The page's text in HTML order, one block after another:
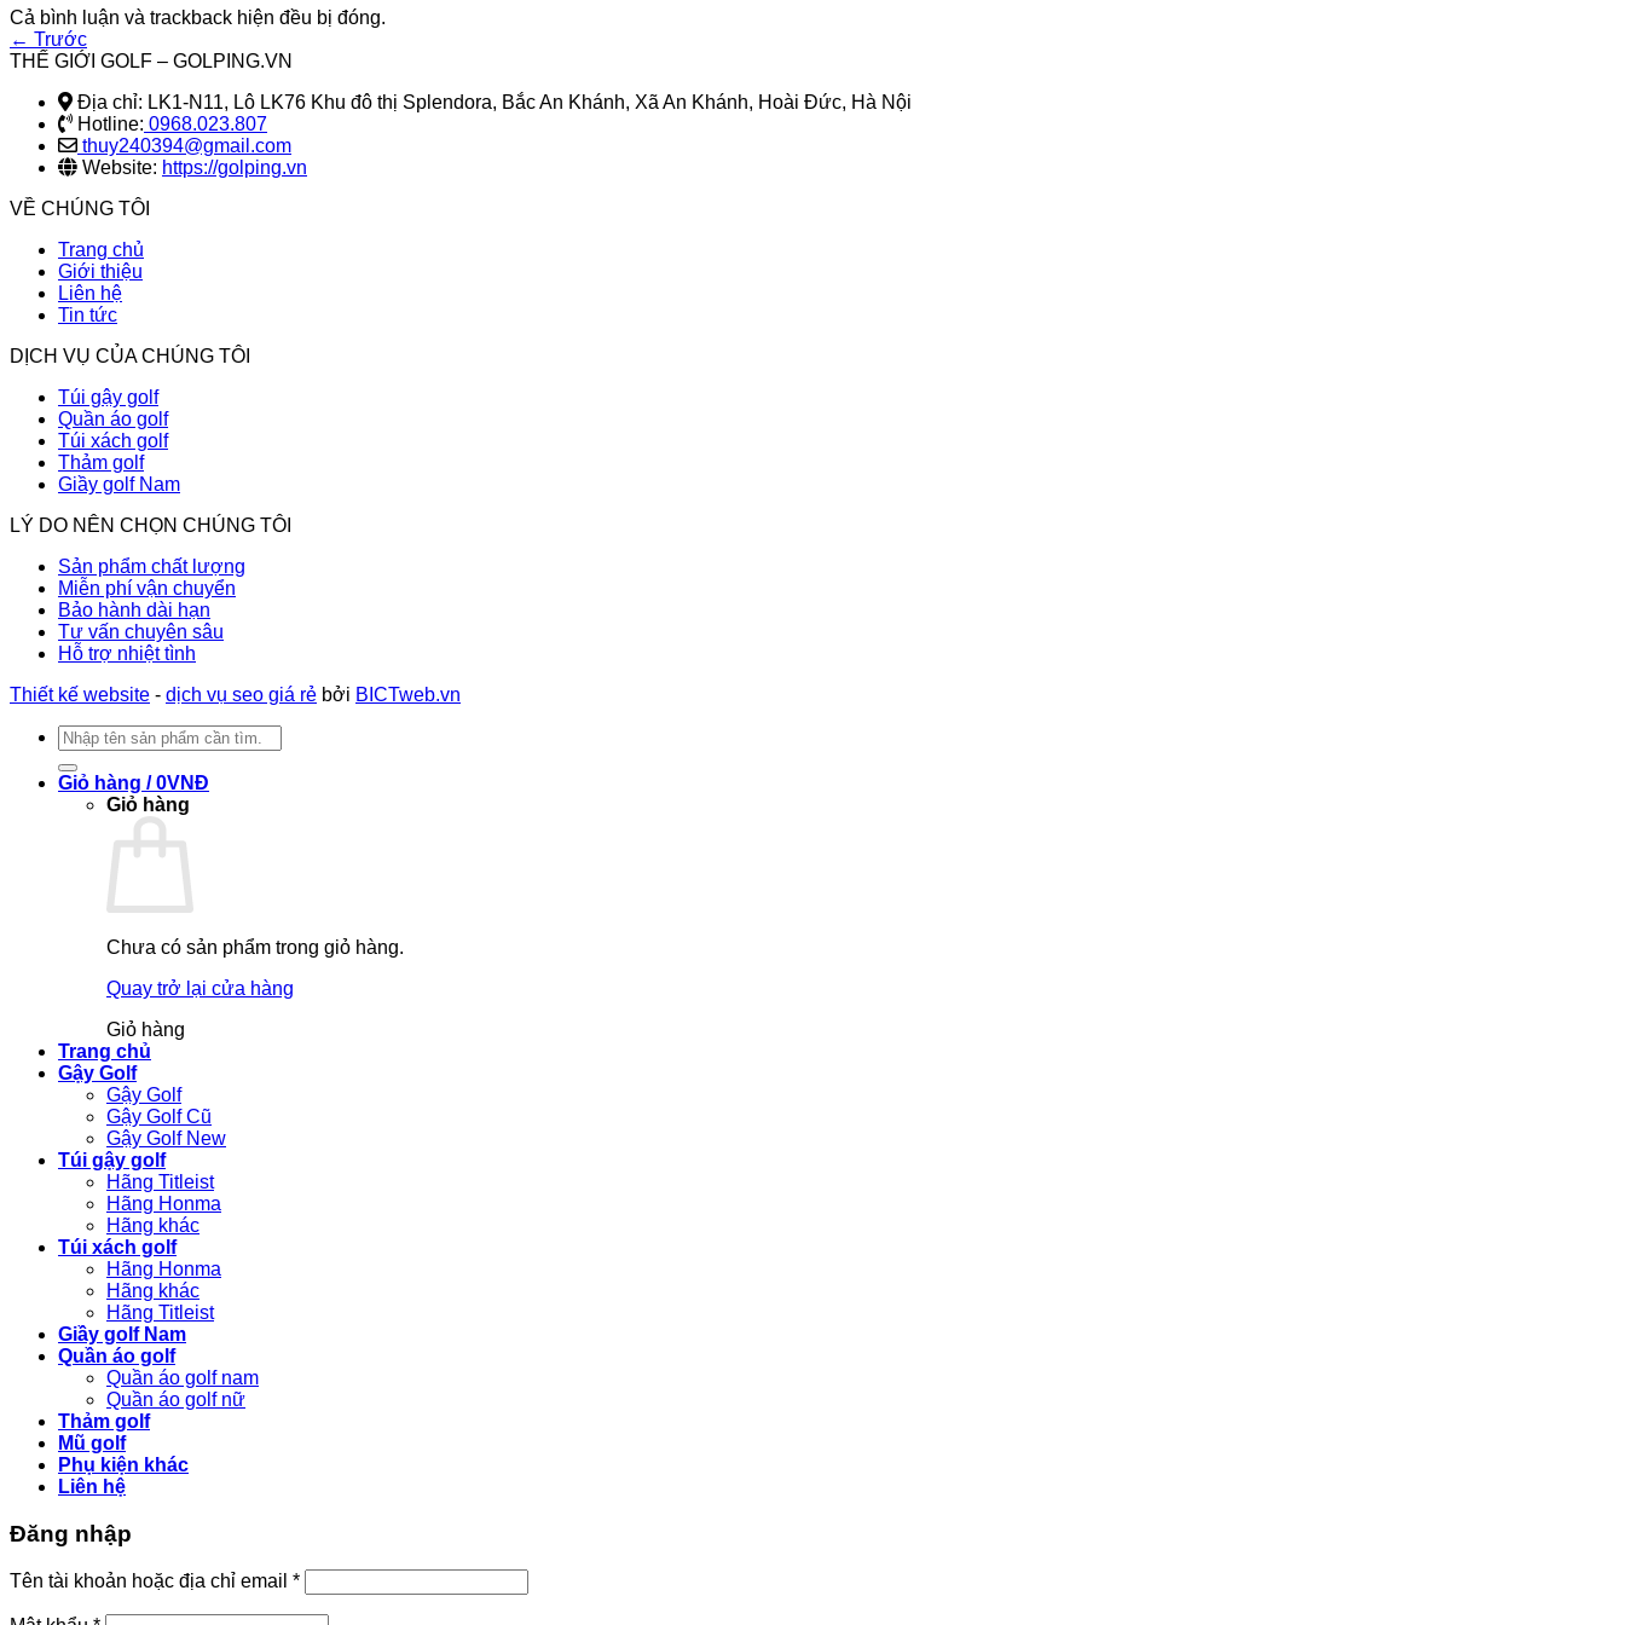
Cả bình luận và trackback hiện đều bị đóng.
← Trước
THẾ GIỚI GOLF – GOLPING.VN
Địa chỉ: LK1-N11, Lô LK76 Khu đô thị Splendora, Bắc An Khánh, Xã An Khánh, Hoài Đức, Hà Nội
Hotline: 0968.023.807
thuy240394@gmail.com
Website: https://golping.vn
VỀ CHÚNG TÔI
Trang chủ
Giới thiệu
Liên hệ
Tin tức
DỊCH VỤ CỦA CHÚNG TÔI
Túi gậy golf
Quần áo golf
Túi xách golf
Thảm golf
Giầy golf Nam
LÝ DO NÊN CHỌN CHÚNG TÔI
Sản phẩm chất lượng
Miễn phí vận chuyển
Bảo hành dài hạn
Tư vấn chuyên sâu
Hỗ trợ nhiệt tình
Thiết kế website - dịch vụ seo giá rẻ bởi BICTweb.vn
Tìm
kiếm:
Giỏ hàng /0VNĐ
Giỏ hàng
Chưa có sản phẩm trong giỏ hàng.
Quay trở lại cửa hàng
Giỏ hàng
Trang chủ
Gậy Golf
Gậy Golf
Gậy Golf Cũ
Gậy Golf New
Túi gậy golf
Hãng Titleist
Hãng Honma
Hãng khác
Túi xách golf
Hãng Honma
Hãng khác
Hãng Titleist
Giầy golf Nam
Quần áo golf
Quần áo golf nam
Quần áo golf nữ
Thảm golf
Mũ golf
Phụ kiện khác
Liên hệ
Đăng nhập
Tên tài khoản hoặc địa chỉ email *Bắt
buộc